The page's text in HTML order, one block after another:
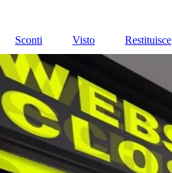
Sconti Visto Restituisce